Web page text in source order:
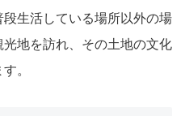
生活している場所以外の場
地を訪れ、その土地の文化
。